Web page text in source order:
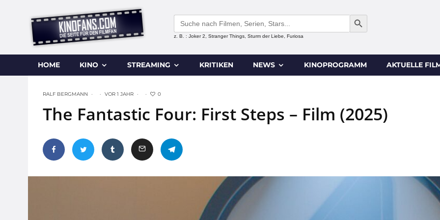
Search
for:
SEARCH BUTTON
z. B. : Joker 2, Stranger Things, Sturm der Liebe, Furiosa
HOME KINO STREAMING KRITIKEN NEWS KINOPROGRAMM AKTUELLE
RALF BERGMANN · · VOR 1 JAHR · · 0
The Fantastic Four: First Steps – Film (2025)